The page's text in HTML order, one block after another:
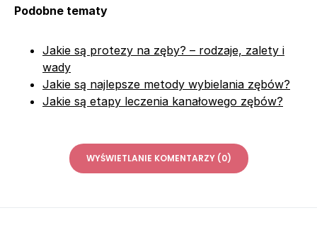
Podobne tematy
Jakie są protezy na zęby? – rodzaje, zalety i
wady
Jakie są najlepsze metody wybielania zębów?
Jakie są etapy leczenia kanałowego zębów?
WYŚWIETLANIE KOMENTARZY (0)